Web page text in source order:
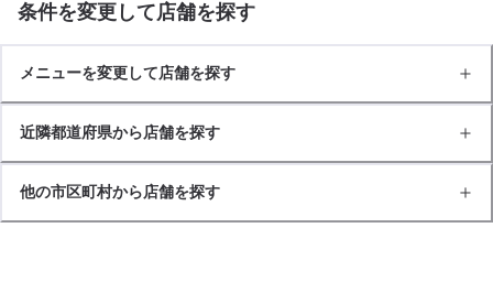
条件を変更して店舗を探す
メニューを変更して店舗を探す
近隣都道府県から店舗を探す
他の市区町村から店舗を探す